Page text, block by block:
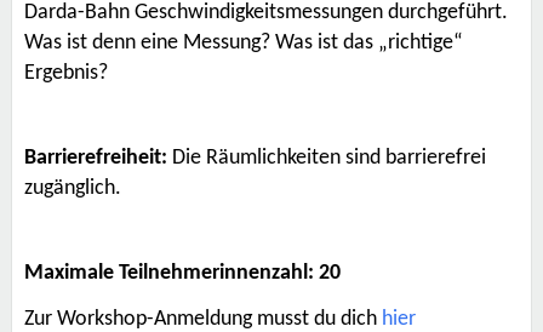
Darda-Bahn Geschwindigkeitsmessungen durchgeführt.
Was ist denn eine Messung? Was ist das „richtige“
Ergebnis?
Barrierefreiheit: Die Räumlichkeiten sind barrierefrei
zugänglich.
Maximale Teilnehmerinnenzahl: 20
Zur Workshop-Anmeldung musst du dich hier